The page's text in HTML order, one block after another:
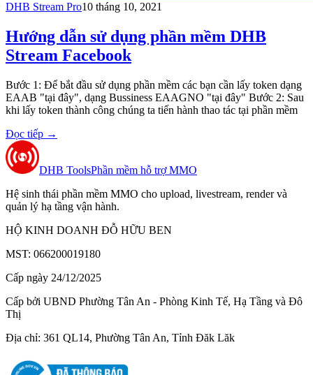
DHB Stream Pro10 tháng 10, 2021
Hướng dẫn sử dụng phần mềm DHB
Stream Facebook​
Bước 1: Để bắt đầu sử dụng phần mềm các bạn cần lấy token dạng
EAAB "tại đây", dạng Bussiness EAAGNO "tại đây" Bước 2: Sau
khi lấy token thành công chúng ta tiến hành thao tác tại phần mềm
Đọc tiếp →
DHB ToolsPhần mềm hỗ trợ MMO
Hệ sinh thái phần mềm MMO cho upload, livestream, render và
quản lý hạ tầng vận hành.
HỘ KINH DOANH ĐỖ HỮU BEN
MST: 066200019180
Cấp ngày 24/12/2025
Cấp bởi UBND Phường Tân An - Phòng Kinh Tế, Hạ Tầng và Đô
Thị
Địa chỉ: 361 QL14, Phường Tân An, Tỉnh Đăk Lăk